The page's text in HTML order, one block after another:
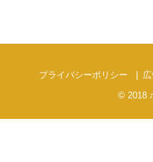
プライバシーポリシー
© 2018